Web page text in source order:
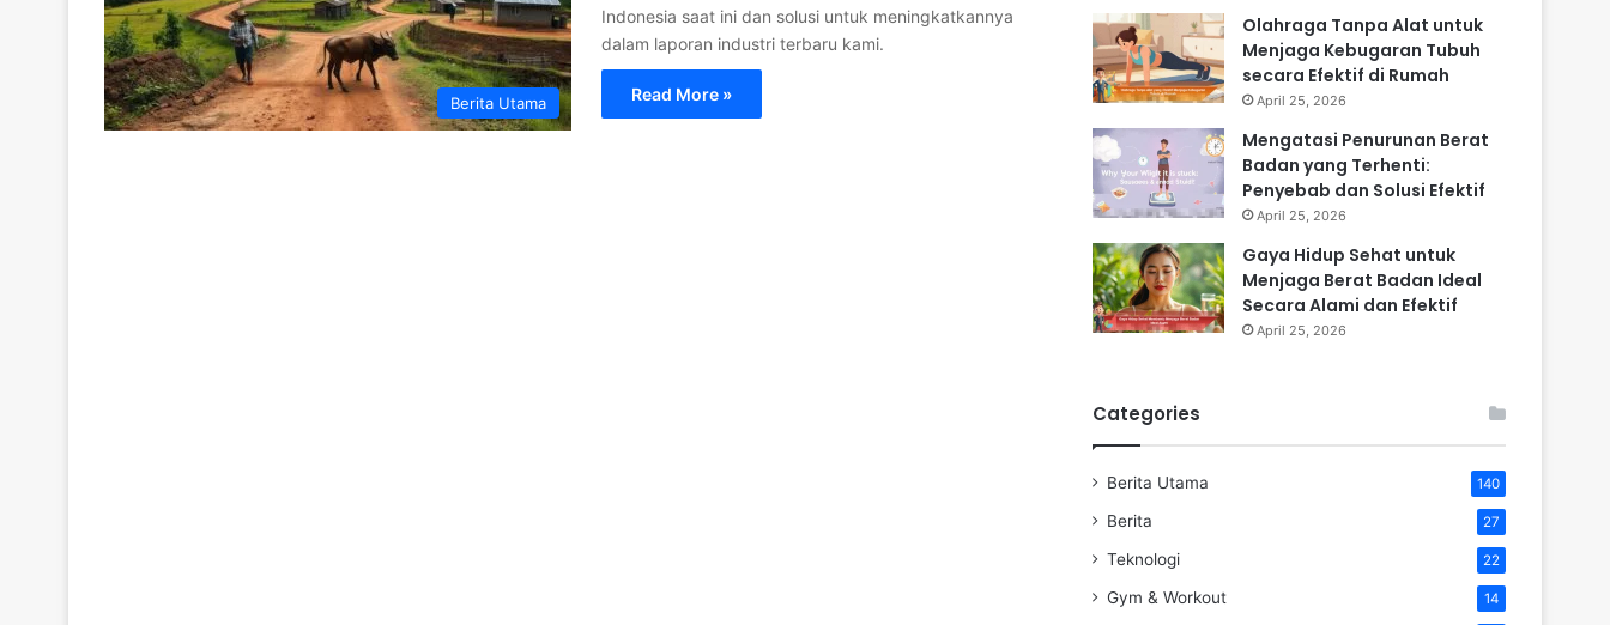
Berita Utama
Indonesia saat ini dan solusi untuk meningkatkannya
dalam laporan industri terbaru kami.
Read More »
Olahraga Tanpa Alat untuk
Menjaga Kebugaran Tubuh
secara Efektif di Rumah
April 25, 2026
Mengatasi Penurunan Berat
Badan yang Terhenti:
Penyebab dan Solusi Efektif
April 25, 2026
Gaya Hidup Sehat untuk
Menjaga Berat Badan Ideal
Secara Alami dan Efektif
April 25, 2026
Categories
Berita Utama 140
Berita 27
Teknologi 22
Gym & Workout 14